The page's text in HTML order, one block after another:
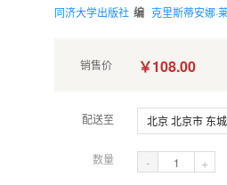
同济大学出版社 编 克里斯蒂安娜·
销售价 ￥108.00
配送至 北京 北京市 东
数量 - +